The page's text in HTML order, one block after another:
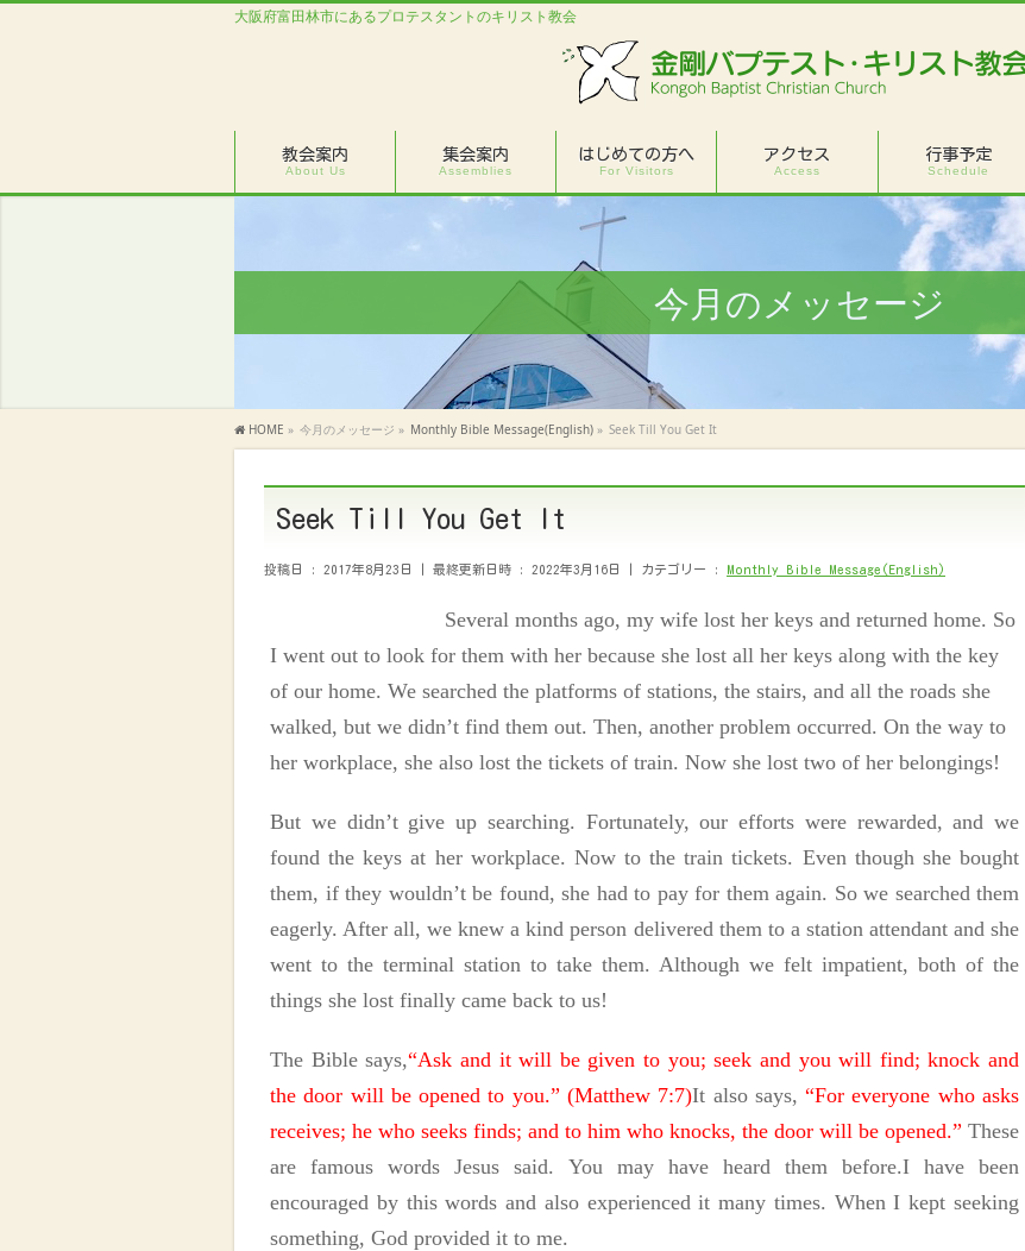
大阪府富田林市にあるプロテスタントのキリスト教会
教会案内
About Us
集会案内
Assemblies
はじめての方へ
For Visitors
アクセス
Access
行事予定
Schedule
今月のメッセージ
HOME » 今月のメッセージ » Monthly Bible Message(English) » Seek Till You Get It
Seek Till You Get It
投稿日 : 2017年8月23日 最終更新日時 : 2022年3月16日 カテゴリー : Monthly Bible Message(English)
Several months ago, my wife lost her keys and returned home. So
I went out to look for them with her because she lost all her keys along with the key
of our home. We searched the platforms of stations, the stairs, and all the roads she
walked, but we didn’t find them out. Then, another problem occurred. On the way to
her workplace, she also lost the tickets of train. Now she lost two of her belongings!
But we didn’t give up searching. Fortunately, our efforts were rewarded, and we
found the keys at her workplace. Now to the train tickets. Even though she bought
them, if they wouldn’t be found, she had to pay for them again. So we searched them
eagerly. After all, we knew a kind person delivered them to a station attendant and she
went to the terminal station to take them. Although we felt impatient, both of the
things she lost finally came back to us!
The Bible says,“Ask and it will be given to you; seek and you will find; knock and
the door will be opened to you.” (Matthew 7:7)It also says,“For everyone who asks
receives; he who seeks finds; and to him who knocks, the door will be opened.” These
are famous words Jesus said. You may have heard them before.I have been
encouraged by this words and also experienced it many times. When I kept seeking
something, God provided it to me.